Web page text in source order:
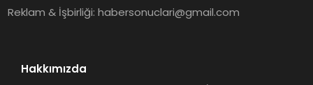
Reklam & İşbirliği:habersonuclari@gmail.com
Hakkımızda